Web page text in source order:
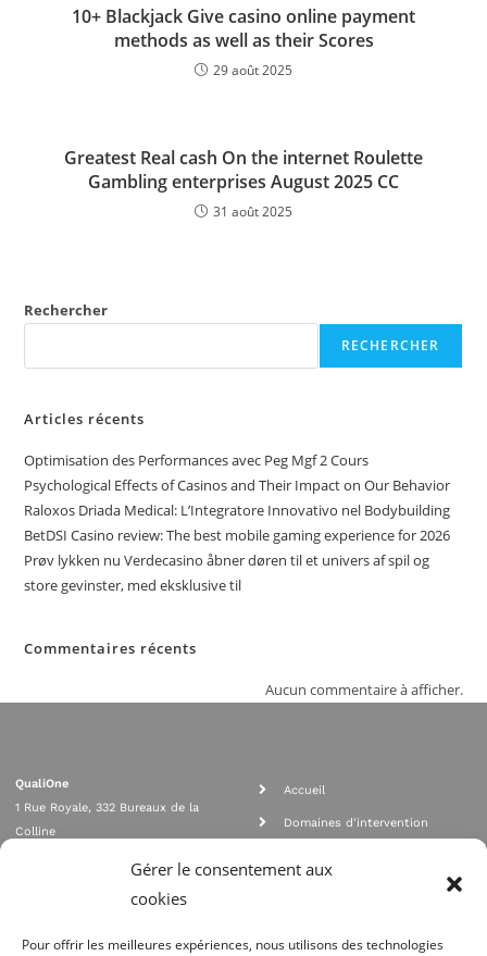
Gérer le consentement aux
cookies
Pour offrir les meilleures expériences, nous utilisons des technologies
10+ Blackjack Give casino online payment
methods as well as their Scores
29 août 2025
Greatest Real cash On the internet Roulette
Gambling enterprises August 2025 CC
31 août 2025
Rechercher
RECHERCHER
Articles récents
Optimisation des Performances avec Peg Mgf 2 Cours
Psychological Effects of Casinos and Their Impact on Our Behavior
Raloxos Driada Medical: L’Integratore Innovativo nel Bodybuilding
BetDSI Casino review: The best mobile gaming experience for 2026
Prøv lykken nu Verdecasino åbner døren til et univers af spil og
store gevinster, med eksklusive til
Commentaires récents
Aucun commentaire à afficher.
QualiOne
1 Rue Royale, 332 Bureaux de la
Colline
contact@qualione.com
Accueil
Domaines d'intervention